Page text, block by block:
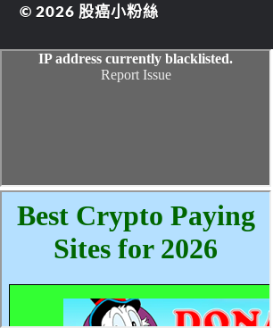
© 2026 股癌小粉絲